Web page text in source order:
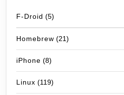
F-Droid (5)
Homebrew (21)
iPhone (8)
Linux (119)